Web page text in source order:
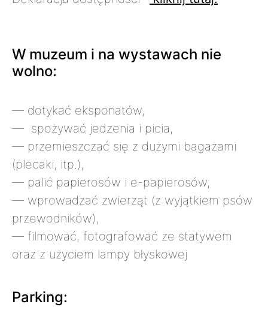
W muzeum i na wystawach nie
wolno:
— dotykać eksponatów,
— spożywać jedzenia i picia,
— przemieszczać się z dużymi bagażami
(plecaki, itp.),
— palić papierosów i e-papierosów,
— wprowadzać zwierząt (z wyjątkiem psów
przewodników),
— filmować, fotografować ze statywem
oraz z użyciem lampy błyskowej
Parking: